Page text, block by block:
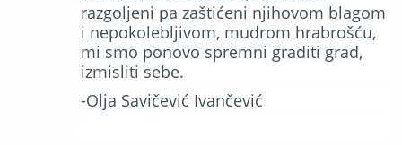
razgoljeni pa zaštićeni njihovom blagom
i nepokolebljivom, mudrom hrabrošću,
mi smo ponovo spremni graditi grad,
izmisliti sebe.
-Olja Savičević Ivančević